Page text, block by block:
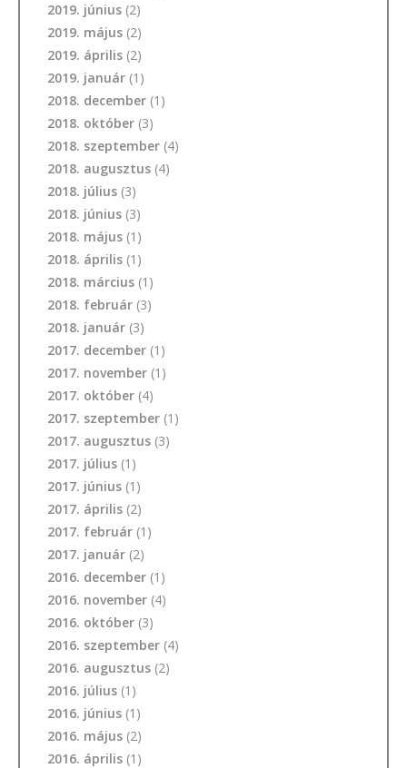
2019. június (2)
2019. május (2)
2019. április (2)
2019. január (1)
2018. december (1)
2018. október (3)
2018. szeptember (4)
2018. augusztus (4)
2018. július (3)
2018. június (3)
2018. május (1)
2018. április (1)
2018. március (1)
2018. február (3)
2018. január (3)
2017. december (1)
2017. november (1)
2017. október (4)
2017. szeptember (1)
2017. augusztus (3)
2017. július (1)
2017. június (1)
2017. április (2)
2017. február (1)
2017. január (2)
2016. december (1)
2016. november (4)
2016. október (3)
2016. szeptember (4)
2016. augusztus (2)
2016. július (1)
2016. június (1)
2016. május (2)
2016. április (1)